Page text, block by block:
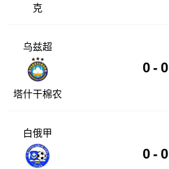
克
乌兹超
塔什干棉农
0 - 0
白俄甲
0 - 0